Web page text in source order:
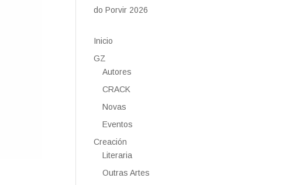
do Porvir 2026
Inicio
GZ
Autores
CRACK
Novas
Eventos
Creación
Literaria
Outras Artes